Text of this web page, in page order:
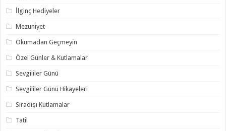
İlginç Hediyeler
Mezuniyet
Okumadan Geçmeyin
Özel Günler & Kutlamalar
Sevgililer Günü
Sevgililer Günü Hikayeleri
Sıradışı Kutlamalar
Tatil